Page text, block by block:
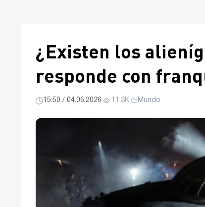
¿Existen los
responde con
15:50 / 04.06.2026· 11.3K· Mundo